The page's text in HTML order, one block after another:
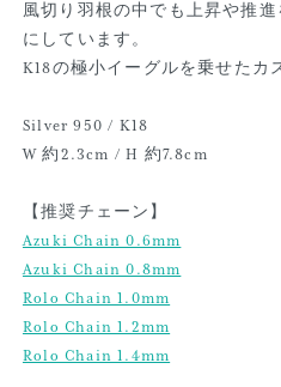
風切り羽根の中でも上昇や推
にしています。
K18の極小イーグルを乗せたカ
Silver 950 / K18
W 約2.3cm / H 約7.8cm
【推奨チェーン】
Azuki Chain 0.6mm
Azuki Chain 0.8mm
Rolo Chain 1.0mm
Rolo Chain 1.2mm
Rolo Chain 1.4mm